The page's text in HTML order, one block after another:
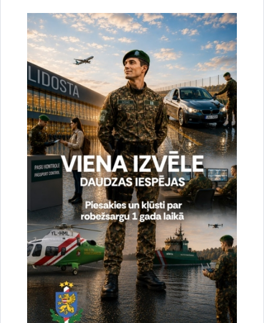
Vai šī informācija bija noderīga?
Sniegt atsauksmi
Esi pirmais, kas uzzina!